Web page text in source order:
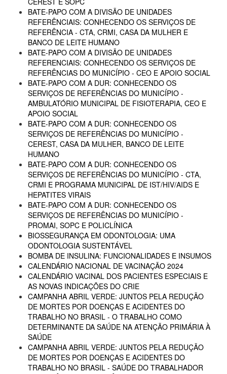
BATE-PAPO COM A DIVISÃO DE UNIDADES
REFERÊNCIAIS: CONHECENDO OS SERVIÇOS DE
REFERÊNCIA - CTA, CRMI, CASA DA MULHER E
BANCO DE LEITE HUMANO
BATE-PAPO COM A DIVISÃO DE UNIDADES
REFERENCIAIS: CONHECENDO OS SERVIÇOS DE
REFERÊNCIAS DO MUNICÍPIO - CEO E APOIO SOCIAL
BATE-PAPO COM A DUR: CONHECENDO OS
SERVIÇOS DE REFERÊNCIAS DO MUNICÍPIO -
AMBULATÓRIO MUNICIPAL DE FISIOTERAPIA, CEO E
APOIO SOCIAL
BATE-PAPO COM A DUR: CONHECENDO OS
SERVIÇOS DE REFERÊNCIAS DO MUNICÍPIO -
CEREST, CASA DA MULHER, BANCO DE LEITE
HUMANO
BATE-PAPO COM A DUR: CONHECENDO OS
SERVIÇOS DE REFERÊNCIAS DO MUNICÍPIO - CTA,
CRMI E PROGRAMA MUNICIPAL DE IST/HIV/AIDS E
HEPATITES VIRAIS
BATE-PAPO COM A DUR: CONHECENDO OS
SERVIÇOS DE REFERÊNCIAS DO MUNICÍPIO -
PROMAI, SOPC E POLICLÍNICA
BIOSSEGURANÇA EM ODONTOLOGIA: UMA
ODONTOLOGIA SUSTENTÁVEL
BOMBA DE INSULINA: FUNCIONALIDADES E INSUMOS
CALENDÁRIO NACIONAL DE VACINAÇÃO 2024
CALENDÁRIO VACINAL DOS PACIENTES ESPECIAIS E
AS NOVAS INDICAÇÕES DO CRIE
CAMPANHA ABRIL VERDE: JUNTOS PELA REDUÇÃO
DE MORTES POR DOENÇAS E ACIDENTES DO
TRABALHO NO BRASIL - O TRABALHO COMO
DETERMINANTE DA SAÚDE NA ATENÇÃO PRIMÁRIA À
SAÚDE
CAMPANHA ABRIL VERDE: JUNTOS PELA REDUÇÃO
DE MORTES POR DOENÇAS E ACIDENTES DO
TRABALHO NO BRASIL - SAÚDE DO TRABALHADOR